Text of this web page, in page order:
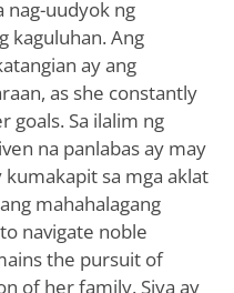
nag-uudyok ng
kaguluhan. Ang
ay ang
as she constantly
goals. Sa ilalim ng
na panlabas ay may
sa mga aklat
mahahalagang
navigate noble
the pursuit of
of her family. Siya ay